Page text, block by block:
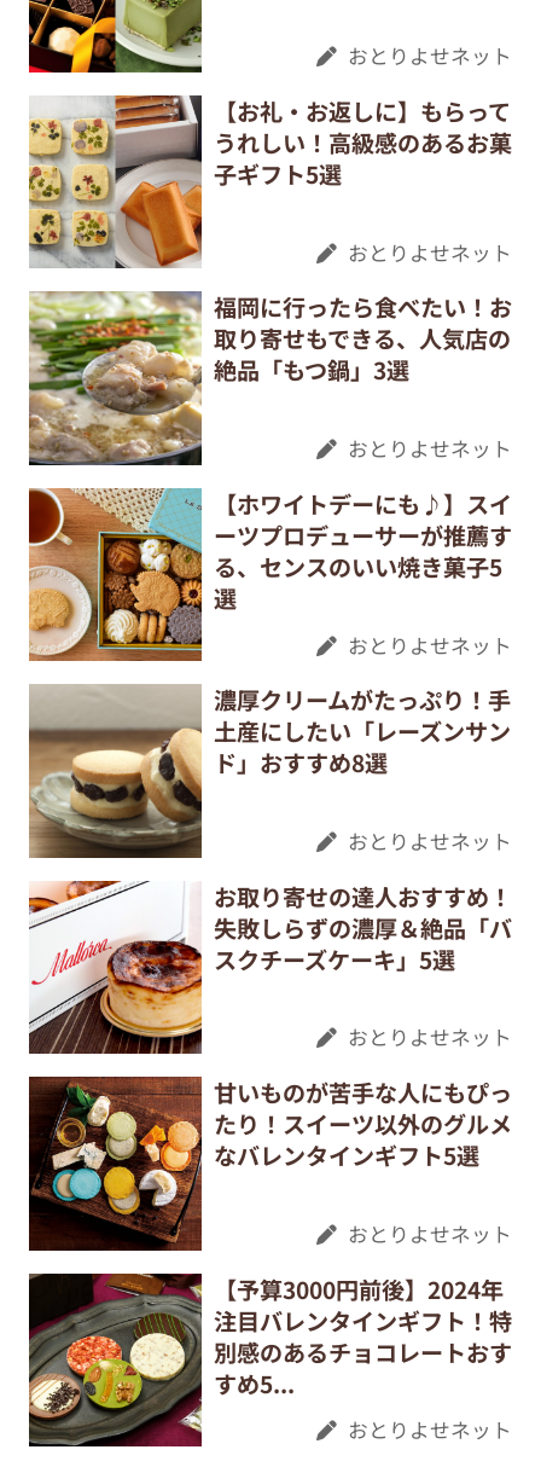
おとりよせネット
【お礼・お返しに】もらって
うれしい！高級感のあるお菓
子ギフト5選
おとりよせネット
福岡に行ったら食べたい！お
取り寄せもできる、人気店の
絶品「もつ鍋」3選
おとりよせネット
【ホワイトデーにも♪】スイ
ーツプロデューサーが推薦す
る、センスのいい焼き菓子5
選
おとりよせネット
濃厚クリームがたっぷり！手
土産にしたい「レーズンサン
ド」おすすめ8選
おとりよせネット
お取り寄せの達人おすすめ！
失敗しらずの濃厚＆絶品「バ
スクチーズケーキ」5選
おとりよせネット
甘いものが苦手な人にもぴっ
たり！スイーツ以外のグルメ
なバレンタインギフト5選
おとりよせネット
【予算3000円前後】2024年
注目バレンタインギフト！特
別感のあるチョコレートおす
すめ5...
おとりよせネット